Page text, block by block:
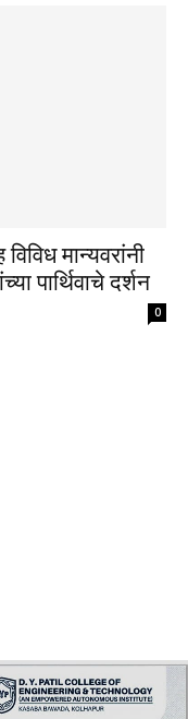
मान्यवरांनी
पार्थिवाचे दर्शन
0